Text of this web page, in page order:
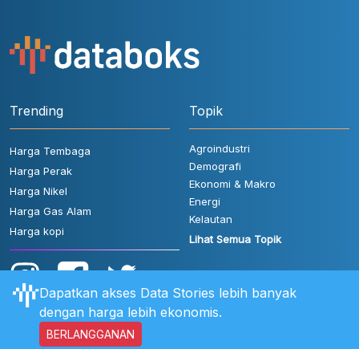
Trending
Harga Tembaga
Harga Perak
Harga Nikel
Harga Gas Alam
Harga kopi
Topik
Agroindustri
Demografi
Ekonomi & Makro
Energi
Kelautan
Lihat Semua Topik
Aturan Pengguna Hubungi Kami
Dapatkan akses Data Stories lebih banyak
dengan harga lebih ekonomis.
BERLANGGANAN